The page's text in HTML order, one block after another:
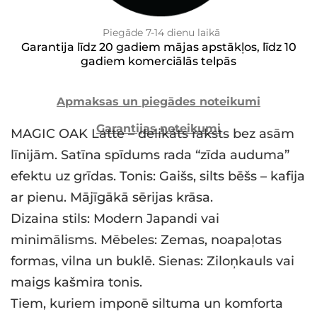
Piegāde 7-14 dienu laikā
Garantija līdz 20 gadiem mājas apstākļos, līdz 10
gadiem komerciālās telpās
Apmaksas un piegādes noteikumi
Garantijas noteikumi
MAGIC OAK Latte – delikāts raksts bez asām
līnijām. Satīna spīdums rada “zīda auduma”
efektu uz grīdas. Tonis: Gaišs, silts bēšs – kafija
ar pienu. Mājīgākā sērijas krāsa.
Dizaina stils: Modern Japandi vai
minimālisms. Mēbeles: Zemas, noapaļotas
formas, vilna un buklē. Sienas: Ziloņkauls vai
maigs kašmira tonis.
Tiem, kuriem imponē siltuma un komforta